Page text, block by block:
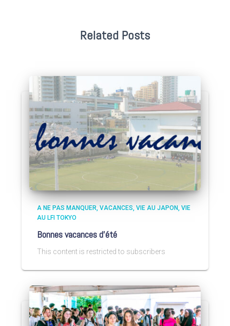
Related Posts
A NE PAS MANQUER VACANCES VIE AU JAPON VIE
AU LFI TOKYO
Bonnes vacances d’été
This content is restricted to subscribers